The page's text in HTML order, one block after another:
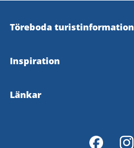
Töreboda turistinformation
Kontakt och öppettider
Tillgänglighetsredogörelse
Inspiration
Töreboda kommun besökskarta
Länkar